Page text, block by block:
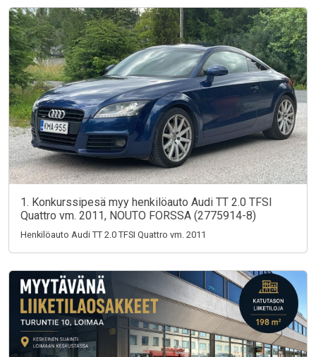
1. Konkurssipesä myy henkilöauto Audi TT 2.0 TFSI
Quattro vm. 2011, NOUTO FORSSA (2775914-8)
Henkilöauto Audi TT 2.0 TFSI Quattro vm. 2011